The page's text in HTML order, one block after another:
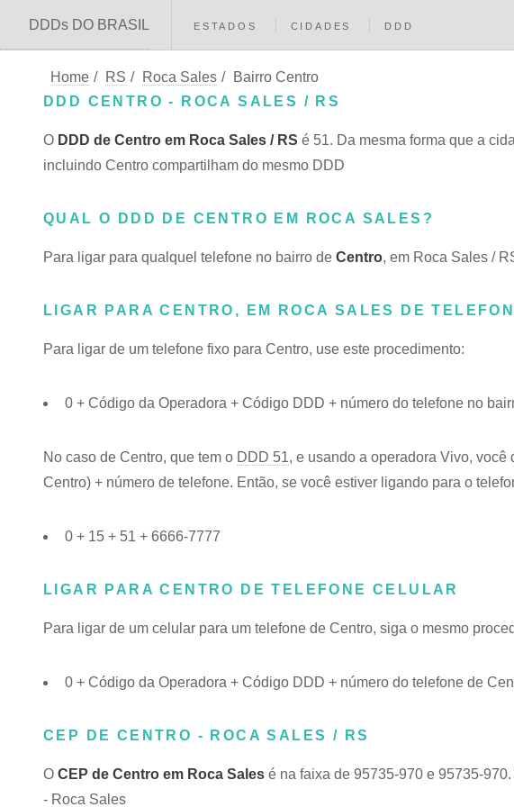
DDDs DO BRASIL ESTADOS CIDADES DDD
Home / RS / Roca Sales /
Bairro Centro
DDD CENTRO - ROCA SALES / RS
O DDD de Centro em Roca Sales / RS é 51. Da mesma forma que a
incluindo Centro compartilham do mesmo DDD
QUAL O DDD DE CENTRO EM ROCA SALES?
Para ligar para qualquel telefone no bairro de Centro, em Roca Sales /
LIGAR PARA CENTRO, EM ROCA SALES DE
Para ligar de um telefone fixo para Centro, use este procedimento:
0 + Código da Operadora + Código DDD + número do telefone no
No caso de Centro, que tem o DDD 51, e usando a operadora Vivo,
Centro) + número de telefone. Então, se você estiver ligando para o
0 + 15 + 51 + 6666-7777
LIGAR PARA CENTRO DE TELEFONE CELULAR
Para ligar de um celular para um telefone de Centro, siga o mesmo
0 + Código da Operadora + Código DDD + número do telefone de
CEP DE CENTRO - ROCA SALES / RS
O CEP de Centro em Roca Sales é na faixa de 95735-970 e 95735-
- Roca Sales